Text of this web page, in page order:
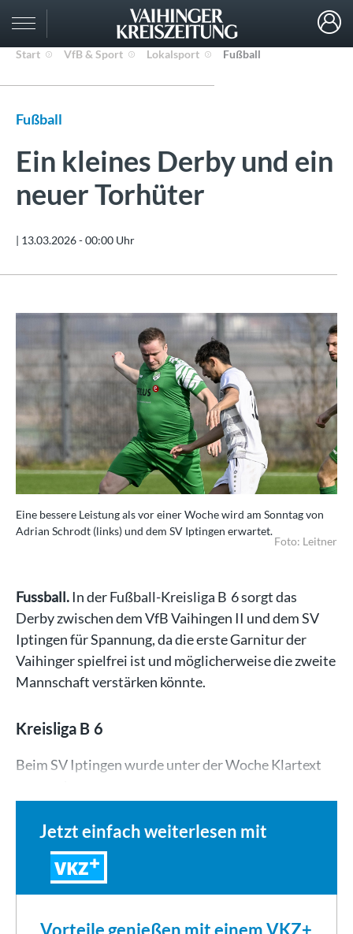
Start VfB & Sport Lokalsport Fußball
Fußball
Ein kleines Derby und ein
neuer Torhüter
| 13.03.2026 - 00:00 Uhr
Eine bessere Leistung als vor einer Woche wird am Sonntag von
Adrian Schrodt (links) und dem SV Iptingen erwartet.
Foto: Leitner
Fussball.In der Fußball-Kreisliga B 6 sorgt das
Derby zwischen dem VfB Vaihingen II und dem SV
Iptingen für Spannung, da die erste Garnitur der
Vaihinger spielfrei ist und möglicherweise die zweite
Mannschaft verstärken könnte.
Kreisliga B 6
Beim SV Iptingen wurde unter der Woche Klartext
Jetzt einfach weiterlesen mit
VKZ
Vorteile genießen mit einem VKZ+